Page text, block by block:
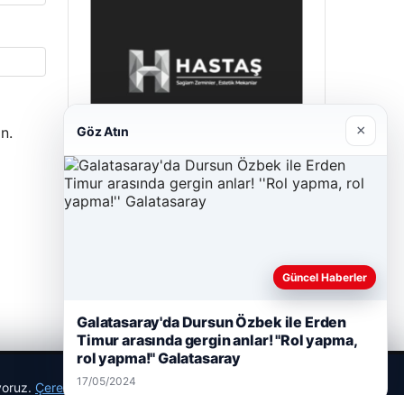
Hastaş Beton
Çerez Politikamız
Göz Atın ×
Güncel Haberler
Galatasaray'da Dursun Özbek ile Erden
Timur arasında gergin anlar! ''Rol yapma,
rol yapma!'' Galatasaray
17/05/2024